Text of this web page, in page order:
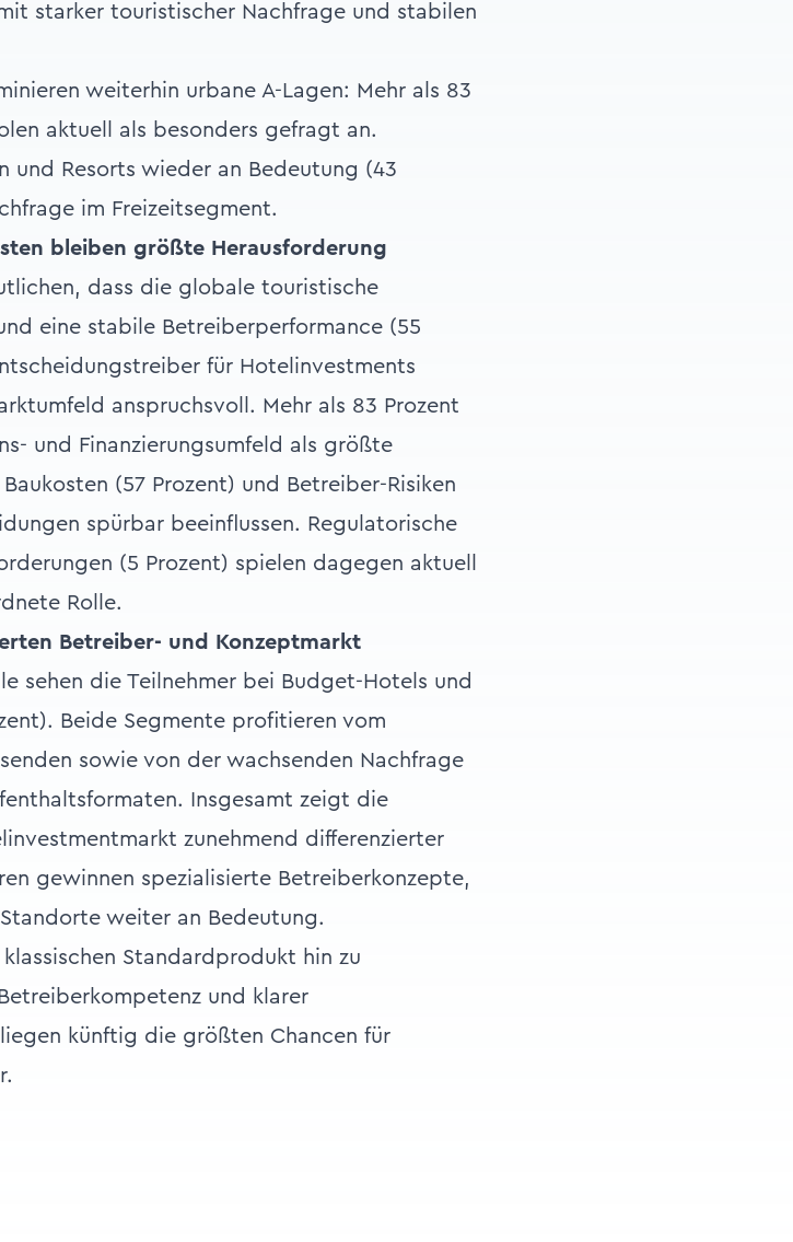
starker touristischer Nachfrage und stabilen
weiterhin urbane A-Lagen: Mehr als 83
aktuell als besonders gefragt an.
und Resorts wieder an Bedeutung (43
im Freizeitsegment.
bleiben größte Herausforderung
dass die globale touristische
eine stabile Betreiberperformance (55
für Hotelinvestments
anspruchsvoll. Mehr als 83 Prozent
und Finanzierungsumfeld als größte
(57 Prozent) und Betreiber-Risiken
spürbar beeinflussen. Regulatorische
(5 Prozent) spielen dagegen aktuell
Rolle.
Betreiber- und Konzeptmarkt
sehen die Teilnehmer bei Budget-Hotels und
Beide Segmente profitieren vom
sowie von der wachsenden Nachfrage
Insgesamt zeigt die
zunehmend differenzierter
gewinnen spezialisierte Betreiberkonzepte,
weiter an Bedeutung.
Standardprodukt hin zu
und klarer
künftig die größten Chancen für